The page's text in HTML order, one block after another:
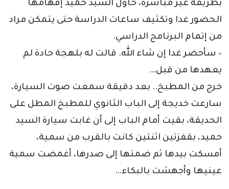
بطريقة غير مباشرة، حاول السيد حميد إفهامها
الحضور غدا وتكثيف ساعات الدراسة حتى يتمكن مراد
من إتمام البرنامج الدراسي.
– سأحضر غدا إن شاء الله. قالت له بلهجة حادة لم
يعهدها من قبل…
خرج من المطبخ.. بعد دقيقة سمعت صوت السيارة،
سارعت خديجة إلى الباب الثانوي للمطبخ المطل على
الحديقة، بقيت أمام الباب إلى أن غابت سيارة السيد
حميد، بقفزتين اثنتين كانت بالقرب من سمية،
أمسكت بيدها ثم ضمتها إلى صدرها، أغمضت سمية
عينيها وأجهشت بالبكاء…